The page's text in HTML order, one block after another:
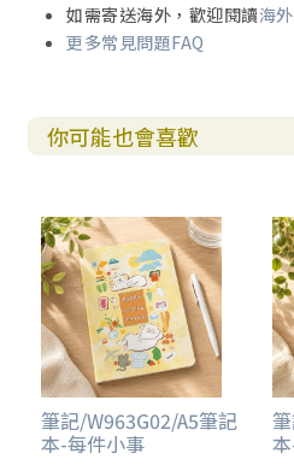
如需寄送海外，歡迎閱讀海
更多常見問題FAQ
你可能也會喜歡
筆記/W963G02/A5筆記
本-每件小事